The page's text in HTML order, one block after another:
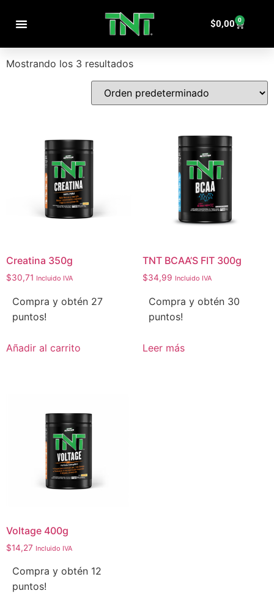
$0,00 0
Pre-Entreno
Mostrando los 3 resultados
Creatina 350g
$30,71 Incluido IVA
Compra y obtén 27
puntos!
Añadir al carrito
TNT BCAA’S FIT 300g
$34,99 Incluido IVA
Compra y obtén 30
puntos!
Leer más
Voltage 400g
$14,27 Incluido IVA
Compra y obtén 12
puntos!